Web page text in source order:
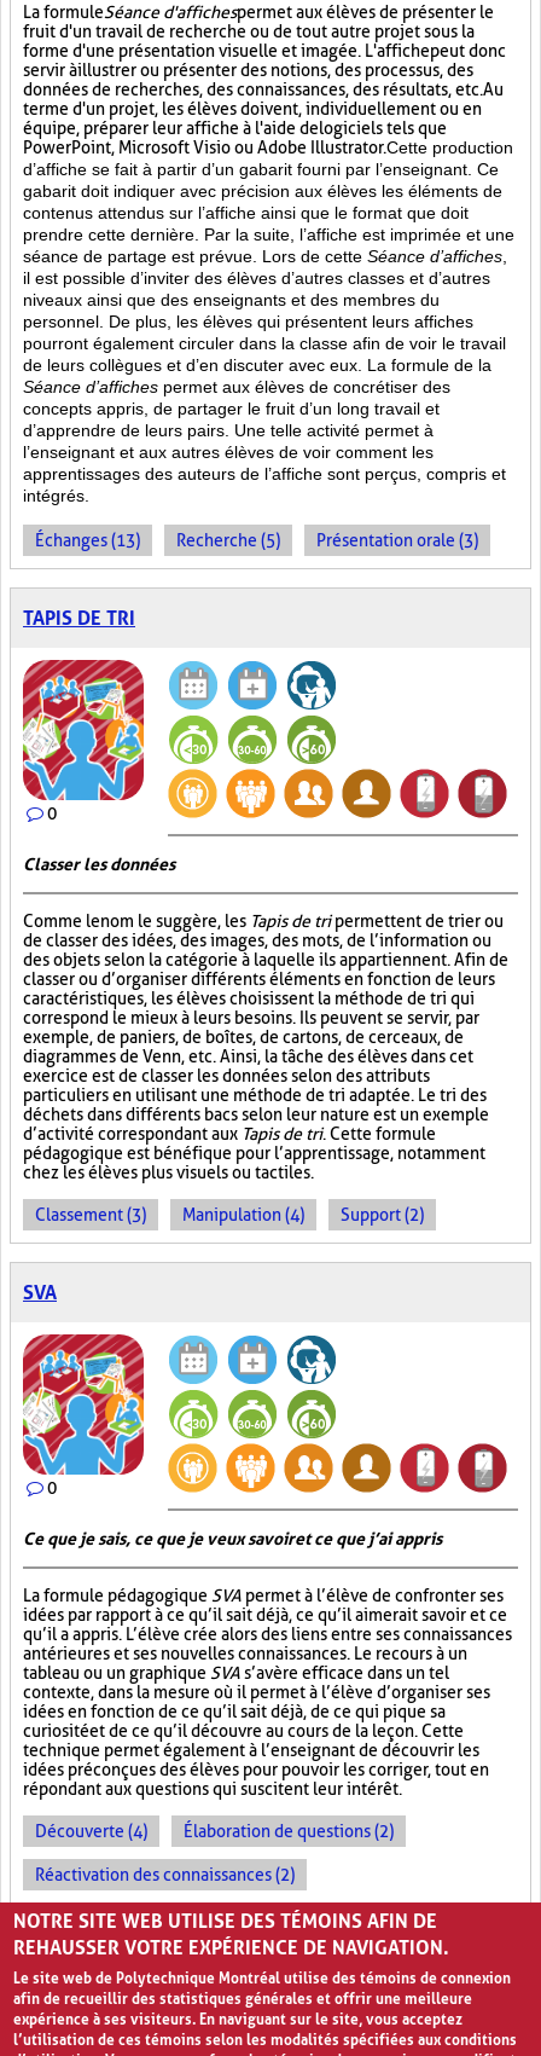
La formuleSéance d'affichespermet aux élèves de présenter le
fruit d'un travail de recherche ou de tout autre projet sous la
forme d'une présentation visuelle et imagée. L'affichepeut donc
servir à illustrer ou présenter des notions, des processus, des
données de recherches, des connaissances, des résultats, etc. Au
terme d'un projet, les élèves doivent, individuellement ou en
équipe, préparer leur affiche à l'aide de logiciels tels que
PowerPoint, Microsoft Visio ou Adobe Illustrator.Cette production
d’affiche se fait à partir d’un gabarit fourni par l’enseignant. Ce
gabarit doit indiquer avec précision aux élèves les éléments de
contenus attendus sur l’affiche ainsi que le format que doit
prendre cette dernière. Par la suite, l’affiche est imprimée et une
séance de partage est prévue. Lors de cette Séance d’affiches
il est possible d’inviter des élèves d’autres classes et d’autres
niveaux ainsi que des enseignants et des membres du
personnel. De plus, les élèves qui présentent leurs affiches
pourront également circuler dans la classe afin de voir le travail
de leurs collègues et d’en discuter avec eux. La formule de la
Séance d’affiches permet aux élèves de concrétiser des
concepts appris, de partager le fruit d’un long travail et
d’apprendre de leurs pairs. Une telle activité permet à
l’enseignant et aux autres élèves de voir comment les
apprentissages des auteurs de l’affiche sont perçus, compris et
intégrés.
Échanges (13) Recherche (5) Présentation orale (3)
TAPIS DE TRI
0
Classer les données
Comme le nom le suggère, les Tapis de tripermettent de trier ou
de classer des idées, des images, des mots, de l’information ou
des objets selon la catégorie à laquelle ils appartiennent. Afin de
classer ou d’organiser différents éléments en fonction de leurs
caractéristiques, les élèves choisissent la méthode de tri qui
correspond le mieux à leurs besoins. Ils peuvent se servir, par
exemple, de paniers, de boîtes, de cartons, de cerceaux, de
diagrammes de Venn, etc. Ainsi, la tâche des élèves dans cet
exercice est de classer les données selon des attributs
particuliers en utilisant une méthode de tri adaptée. Le tri des
déchets dans différents bacs selon leur nature est un exemple
d’activité correspondant aux Tapis de tri. Cette formule
pédagogique est bénéfique pour l’apprentissage, notamment
chez les élèves plus visuels ou tactiles.
Classement (3) Manipulation (4) Support (2)
SVA
0
Ce que je sais, ce que je veux savoir et ce que j’ai appris
La formule pédagogique SVA permet à l’élève de confronter ses
idées par rapport à ce qu’il sait déjà, ce qu’il aimerait savoir et ce
qu’il a appris. L’élève crée alors des liens entre ses connaissances
antérieures et ses nouvelles connaissances. Le recours à un
tableau ou un graphique SVA s’avère efficace dans un tel
contexte, dans la mesure où il permet à l’élève d’organiser ses
idées en fonction de ce qu’il sait déjà, de ce qui pique sa
curiosité et de ce qu’il découvre au cours de la leçon. Cette
technique permet également à l’enseignant de découvrir les
idées préconçues des élèves pour pouvoir les corriger, tout en
répondant aux questions qui suscitent leur intérêt.
Découverte (4) Élaboration de questions (2)
Réactivation des connaissances (2)
Évolution des apprentissages (2)
NOTRE SITE WEB UTILISE DES TÉMOINS AFIN DE
REHAUSSER VOTRE EXPÉRIENCE DE NAVIGATION.
Le site web de Polytechnique Montréal utilise des témoins de connexion
afin de recueillir des statistiques générales et offrir une meilleure
expérience à ses visiteurs. En naviguant sur le site, vous acceptez
l’utilisation de ces témoins selon les modalités spécifiées aux conditions